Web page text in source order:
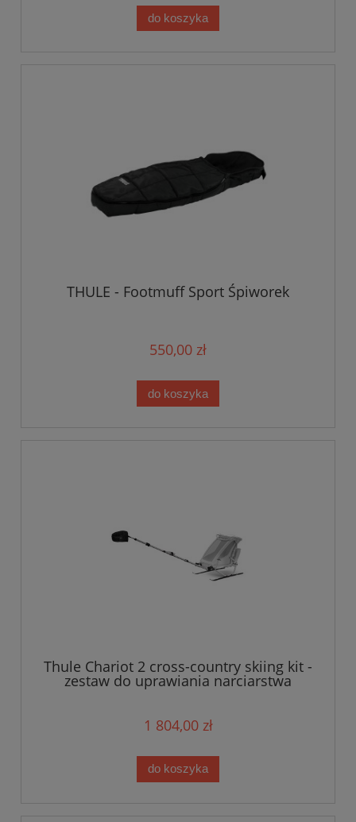
do koszyka
THULE - Footmuff Sport Śpiworek
550,00 zł
do koszyka
Thule Chariot 2 cross-country skiing kit -
zestaw do uprawiania narciarstwa
biegowego i pieszych wędrówek
1 804,00 zł
do koszyka